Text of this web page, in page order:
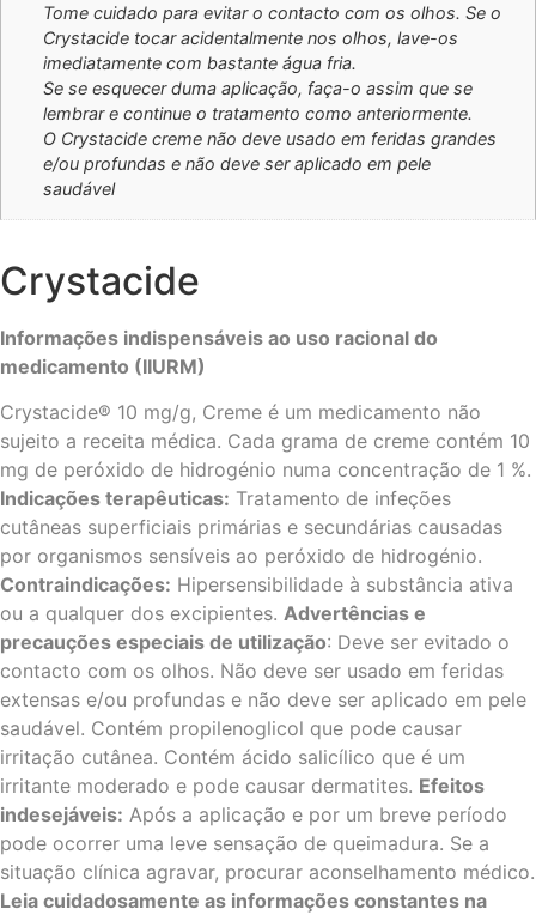
Tome cuidado para evitar o contacto com os olhos. Se o
Crystacide tocar acidentalmente nos olhos, lave-os
imediatamente com bastante água fria.
Se se esquecer duma aplicação, faça-o assim que se
lembrar e continue o tratamento como anteriormente.
O Crystacide creme não deve usado em feridas grandes
e/ou profundas e não deve ser aplicado em pele
saudável
Crystacide
Informações indispensáveis ao uso racional do
medicamento (IIURM)
Crystacide® 10 mg/g, Creme é um medicamento não
sujeito a receita médica. Cada grama de creme contém 10
mg de peróxido de hidrogénio numa concentração de 1 %.
Indicações terapêuticas: Tratamento de infeções
cutâneas superficiais primárias e secundárias causadas
por organismos sensíveis ao peróxido de hidrogénio.
Contraindicações: Hipersensibilidade à substância ativa
ou a qualquer dos excipientes. Advertências e
precauções especiais de utilização: Deve ser evitado o
contacto com os olhos. Não deve ser usado em feridas
extensas e/ou profundas e não deve ser aplicado em pele
saudável. Contém propilenoglicol que pode causar
irritação cutânea. Contém ácido salicílico que é um
irritante moderado e pode causar dermatites. Efeitos
indesejáveis: Após a aplicação e por um breve período
pode ocorrer uma leve sensação de queimadura. Se a
situação clínica agravar, procurar aconselhamento médico.
Leia cuidadosamente as informações constantes na